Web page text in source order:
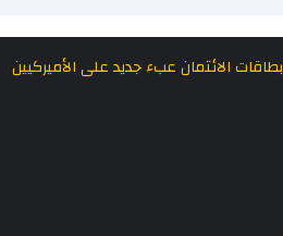
بطاقات الائتمان عبء جديد على الأميركيين